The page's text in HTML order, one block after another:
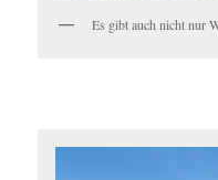
Es gibt auch nicht nur